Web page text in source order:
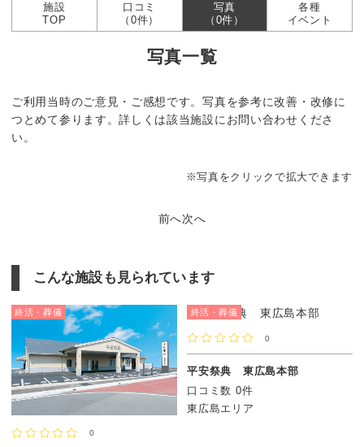
施設
TOP
口コミ
（0件）
写真
（0件）
各種
イベント
写真一覧
ご利用当時のご意見・ご感想です。写真を参考に改善・改修に
つとめて参ります。詳しくは該当施設にお問い合わせくださ
い。
※写真をクリックで拡大できます
前へ次へ
こんな施設も見られています
終活・葬儀
0
終活・葬儀
0
平安祭典 東広島本部
口コミ数 0件
東広島エリア